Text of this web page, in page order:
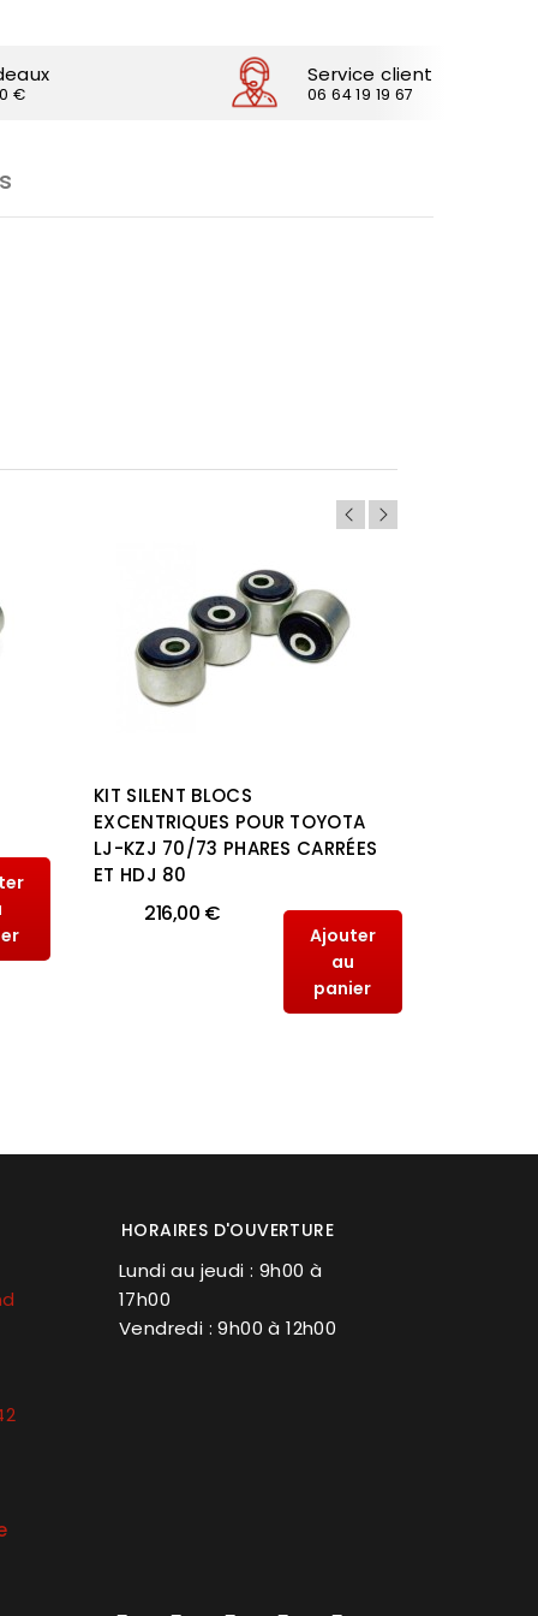
€
Service client
06 64 19 19 67
KIT SILENT BLOCS
EXCENTRIQUES POUR TOYOTA
LJ-KZJ 70/73 PHARES CARRÉES
ET HDJ 80
216,00 €
Ajouter
au
panier
HORAIRES D'OUVERTURE
Lundi au jeudi : 9h00 à
17h00
Vendredi : 9h00 à 12h00